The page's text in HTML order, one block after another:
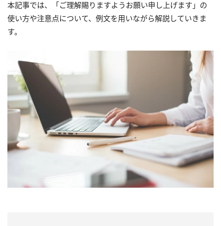
本記事では、「ご理解賜りますようお願い申し上げます」の
使い方や注意点について、例文を用いながら解説していきま
す。